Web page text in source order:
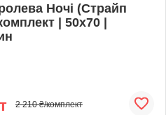
Ночі (Страйп
| 50х70 |
2 210 ₴/комплект